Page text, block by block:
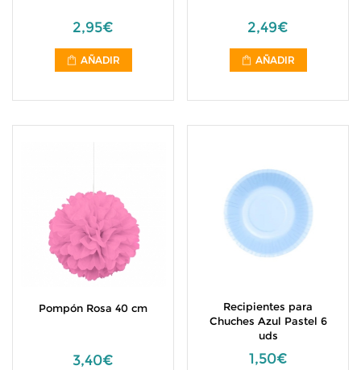
2,95€
AÑADIR
2,49€
AÑADIR
Pompón Rosa 40 cm
3,40€
Recipientes para
Chuches Azul Pastel 6
uds
1,50€